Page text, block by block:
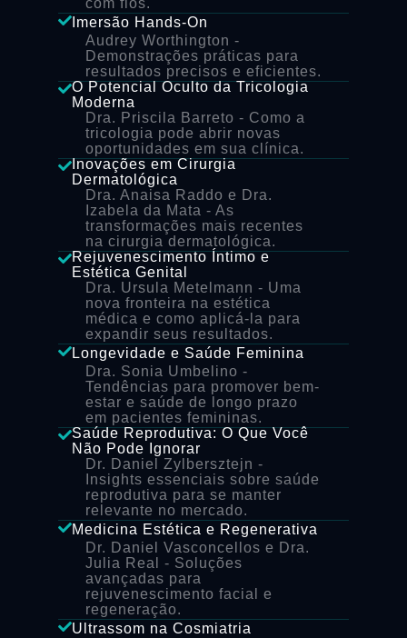
com fios.
Imersão Hands-On
Audrey Worthington -
Demonstrações práticas para
resultados precisos e eficientes.
O Potencial Oculto da Tricologia
Moderna
Dra. Priscila Barreto - Como a
tricologia pode abrir novas
oportunidades em sua clínica.
Inovações em Cirurgia
Dermatológica
Dra. Anaisa Raddo e Dra.
Izabela da Mata - As
transformações mais recentes
na cirurgia dermatológica.
Rejuvenescimento Íntimo e
Estética Genital
Dra. Ursula Metelmann - Uma
nova fronteira na estética
médica e como aplicá-la para
expandir seus resultados.
Longevidade e Saúde Feminina
Dra. Sonia Umbelino -
Tendências para promover bem-
estar e saúde de longo prazo
em pacientes femininas.
Saúde Reprodutiva: O Que Você
Não Pode Ignorar
Dr. Daniel Zylbersztejn -
Insights essenciais sobre saúde
reprodutiva para se manter
relevante no mercado.
Medicina Estética e Regenerativa
Dr. Daniel Vasconcellos e Dra.
Julia Real
- Soluções
avançadas para
rejuvenescimento facial e
regeneração.
Ultrassom na Cosmiatria